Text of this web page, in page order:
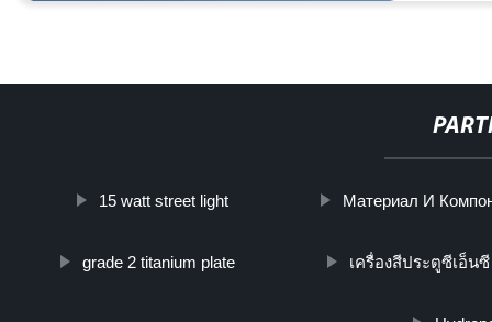
15 watt street light Материал И
grade 2 titanium plate เครื่องสีประตูซีเอ็นซี